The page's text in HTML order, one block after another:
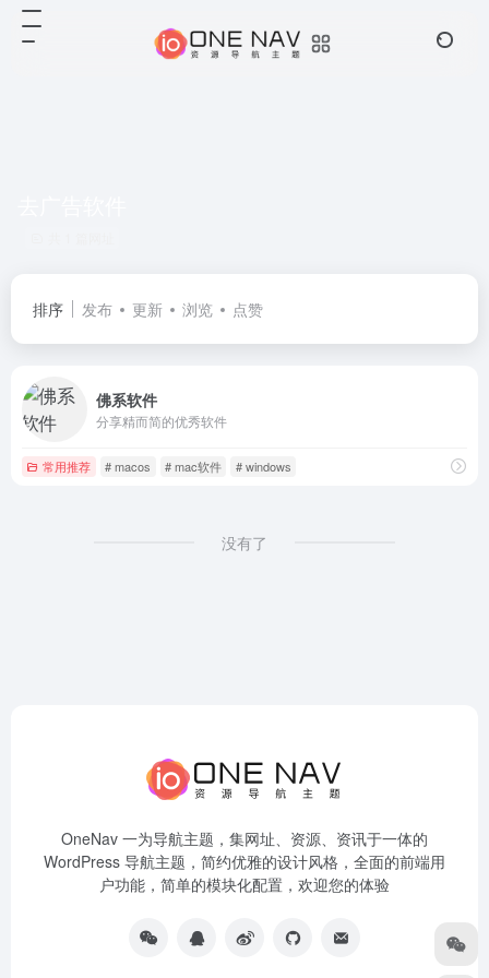
排序 发布 更新 浏览 点赞
佛系软件
分享精而简的优秀软件
常用推荐 # macos # mac软件 # windows
没有了
OneNav 一为导航主题，集网址、资源、资讯于一体的
WordPress 导航主题，简约优雅的设计风格，全面的前端用
户功能，简单的模块化配置，欢迎您的体验